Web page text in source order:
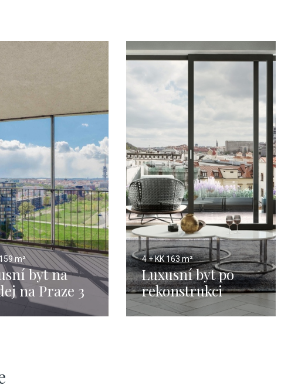
m²
byt na
na Praze 3
4 + KK163 m²
Luxusní byt po
rekonstrukci
Praha 1